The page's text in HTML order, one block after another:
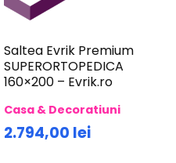
Saltea Evrik Premium
SUPERORTOPEDICA
160×200 – Evrik.ro
Casa & Decoratiuni
2.794,00 lei